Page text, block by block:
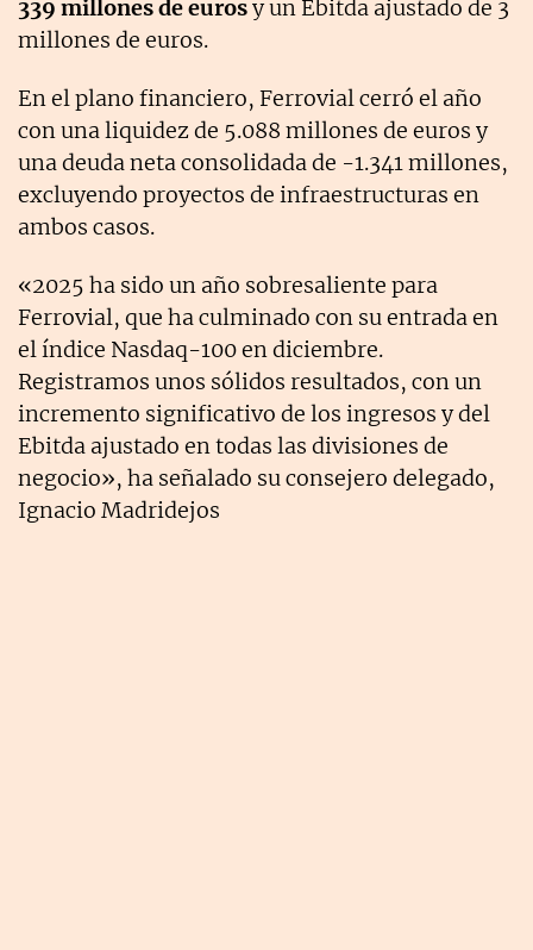
339 millones de eurosy un Ebitda ajustado de 3
millones de euros.
En el plano financiero, Ferrovial cerró el año
con una liquidez de 5.088 millones de euros y
una deuda neta consolidada de -1.341 millones,
excluyendo proyectos de infraestructuras en
ambos casos.
«2025 ha sido un año sobresaliente para
Ferrovial, que ha culminado con su entrada en
el índice Nasdaq-100 en diciembre.
Registramos unos sólidos resultados, con un
incremento significativo de los ingresos y del
Ebitda ajustado en todas las divisiones de
negocio», ha señalado su consejero delegado,
Ignacio Madridejos